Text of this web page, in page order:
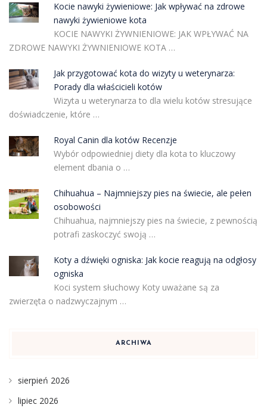
Kocie nawyki żywieniowe: Jak wpływać na zdrowe
nawyki żywieniowe kota
KOCIE NAWYKI ŻYWNIENIOWE: JAK WPŁYWAĆ NA
ZDROWE NAWYKI ŻYWNIENIOWE KOTA …
Jak przygotować kota do wizyty u weterynarza:
Porady dla właścicieli kotów
Wizyta u weterynarza to dla wielu kotów stresujące
doświadczenie, które …
Royal Canin dla kotów Recenzje
Wybór odpowiedniej diety dla kota to kluczowy
element dbania o …
Chihuahua – Najmniejszy pies na świecie, ale pełen
osobowości
Chihuahua, najmniejszy pies na świecie, z pewnością
potrafi zaskoczyć swoją …
Koty a dźwięki ogniska: Jak kocie reagują na odgłosy
ogniska
Koci system słuchowy Koty uważane są za
zwierzęta o nadzwyczajnym …
ARCHIWA
sierpień 2026
lipiec 2026